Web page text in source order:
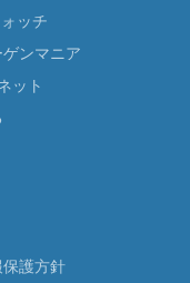
ッチ
ンマニア
ット
護方針